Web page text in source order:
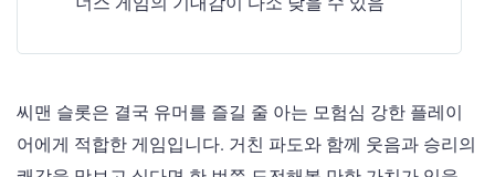
씨맨 슬롯은 결국 유머를 즐길 줄 아는 모험심 강한 플레이
어에게 적합한 게임입니다. 거친 파도와 함께 웃음과 승리의